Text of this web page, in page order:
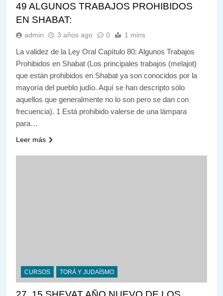
49 ALGUNOS TRABAJOS PROHIBIDOS
EN SHABAT:
admin 3 años ago 0 1 mins
La validez de la Ley Oral Capítulo 80: Algunos Trabajos
Prohibidos en Shabat (Los principales trabajos (melajot)
que están prohibidos en Shabat ya son conocidos por la
mayoría del pueblo judío. Aquí se han descripto sólo
aquellos que generalmente no lo son pero se dan con
frecuencia). 1 Está prohibido valerse de una lámpara
para…
Leer más
CURSOS TORÁ Y JUDAÍSMO